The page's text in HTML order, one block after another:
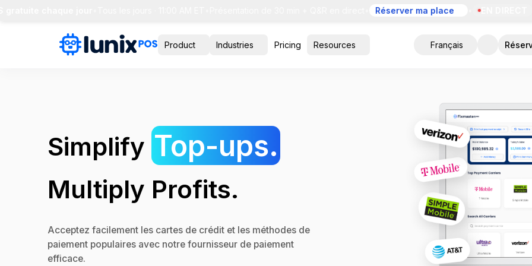
Réserver ma place • EN DIRECT
Product Industries Pricing Resources Français
Simplify Top-ups.
Multiply Profits.
Acceptez facilement les cartes de crédit et les méthodes de
paiement populaires avec notre fournisseur de paiement
efficace.